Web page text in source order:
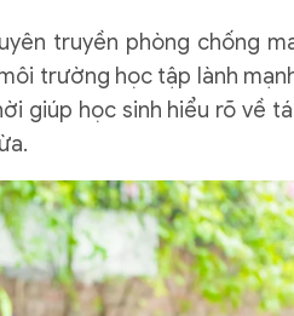
truyền phòng chống
trường học tập lành
giúp học sinh hiểu rõ về